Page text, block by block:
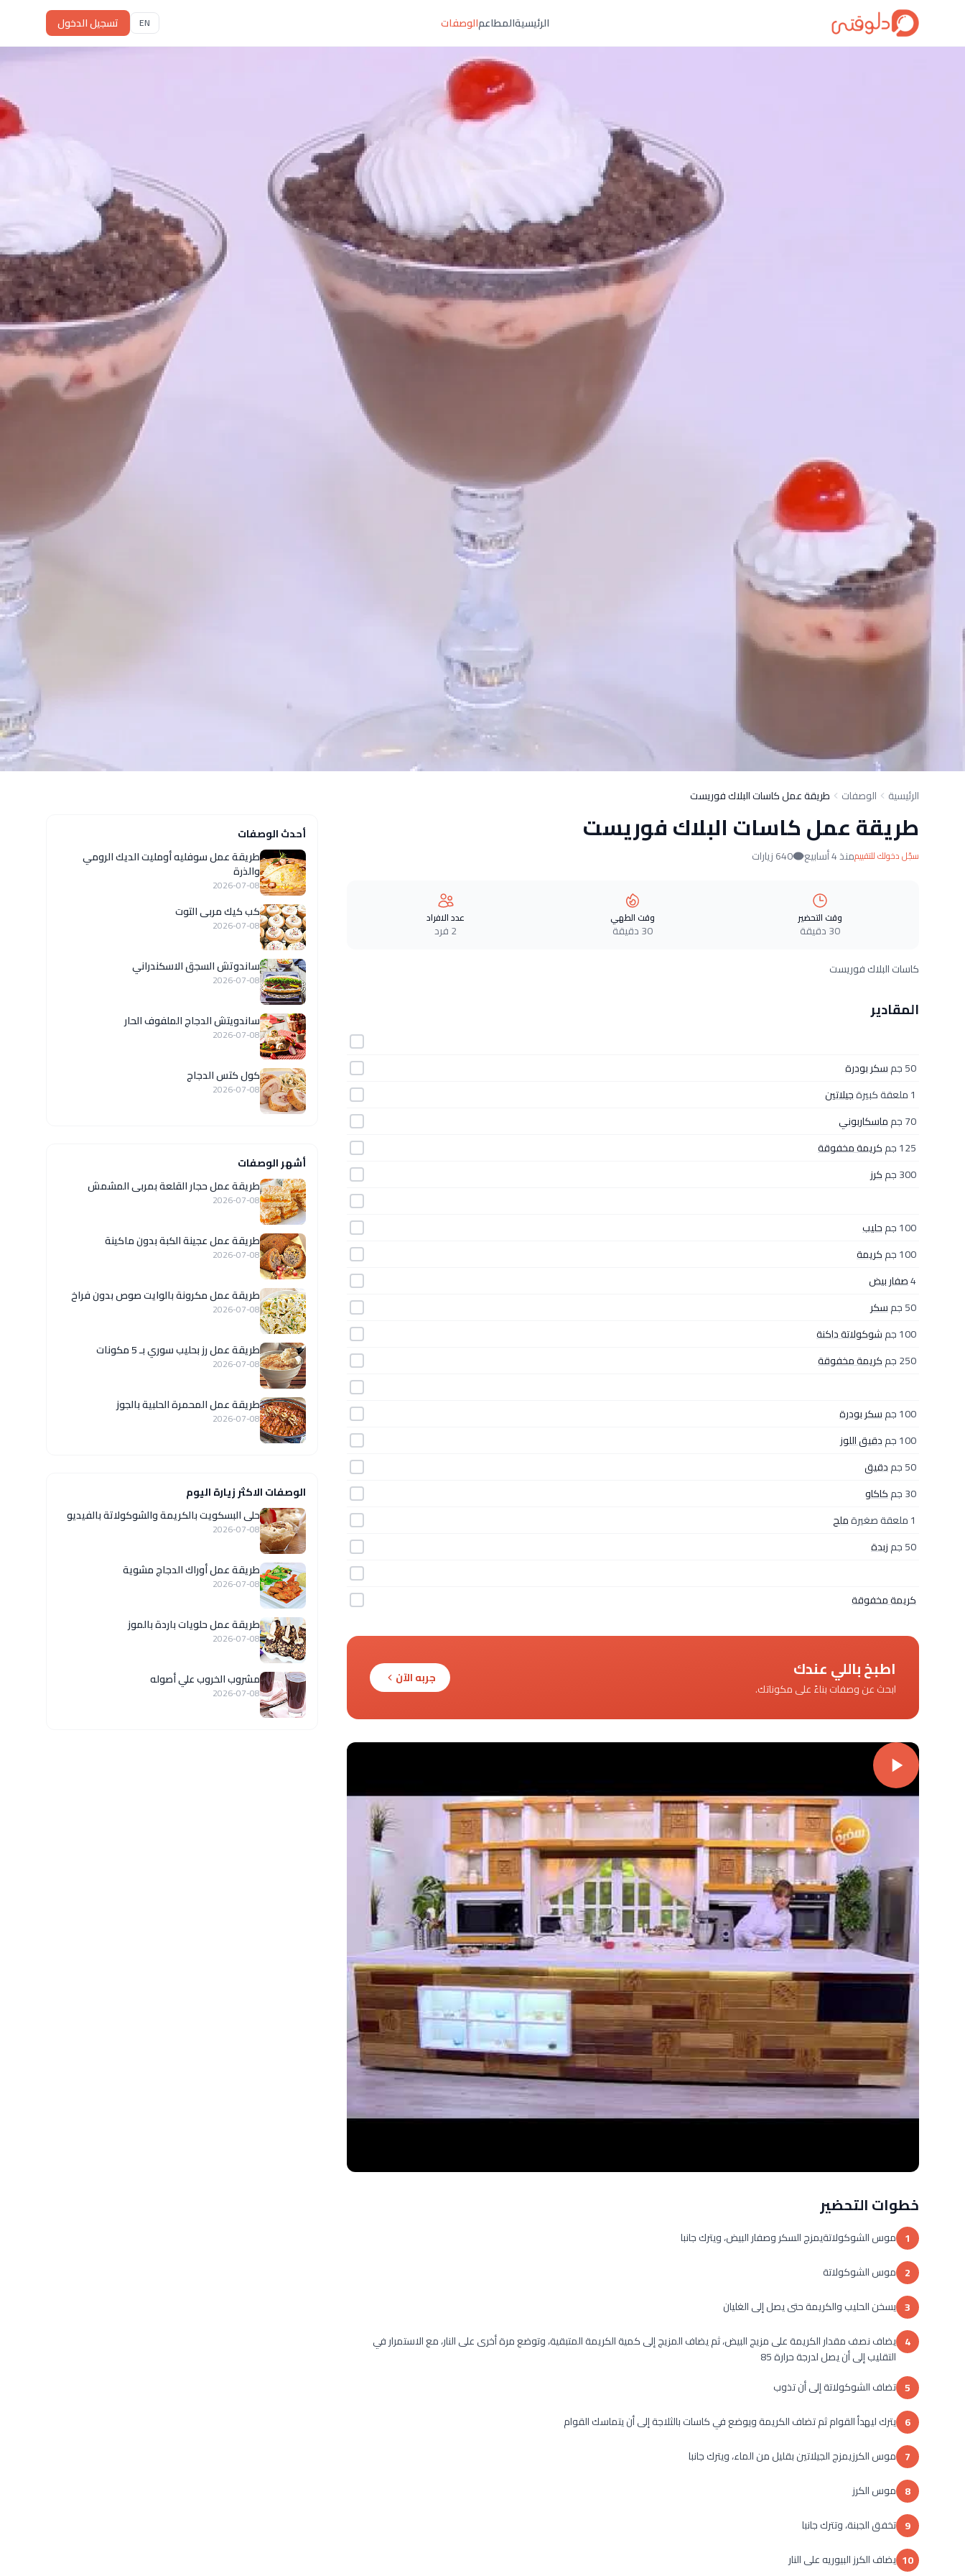
الرئيسيةالمطاعمالوصفات EN تسجيل الدخول
الرئيسية الوصفات طريقة عمل كاسات البلاك فوريست
طريقة عمل كاسات البلاك فوريست
سجّل دخولك للتقييممنذ 4 أسابيع 640 زيارات
وقت التحضير
30 دقيقة
وقت الطهي
30 دقيقة
عدد الافراد
2 فرد
كاسات البلاك فوريست
المقادير
50 جم
سكر بودرة
1 ملعقة كبيرة
جيلاتين
70 جم
ماسكاربوني
125 جم
كريمة مخفوقة
300 جم
كرز
100 جم
حليب
100 جم
كريمة
4صفار بيض
50 جم
سكر
100 جم
شوكولاتة داكنة
250 جم
كريمة مخفوقة
100 جم
سكر بودرة
100 جم
دقيق اللوز
50 جم
دقيق
30 جم
كاكاو
1 ملعقة صغيرة
ملح
50 جم
زبدة
كريمة مخفوقة
اطبخ باللي عندك
ابحث عن وصفات بناءً على مكوناتك.
جربه الآن
خطوات التحضير
1 موس الشوكولاتةيمزج السكر وصفار البيض، ويترك جانبا
2 موس الشوكولاتة
3 يسخن الحليب والكريمة حتى يصل إلى الغليان
4 يضاف نصف مقدار الكريمة على مزيج البيض، ثم يضاف المزيج إلى كمية الكريمة المتبقية، وتوضع مرة أخرى على النار، مع الاستمرار في
التقليب إلى أن يصل لدرجة حرارة 85
5 تضاف الشوكولاتة إلى أن تذوب
6 يترك ليهدأ القوام ثم تضاف الكريمة ويوضع في كاسات بالثلاجة إلى أن يتماسك القوام
7 موس الكرزيمزج الجيلاتين بقليل من الماء، ويترك جانبا
8 موس الكرز
9 تخفق الجبنة، وتترك جانبا
10 يضاف الكرز البيوريه على النار
أحدث الوصفات
طريقة عمل سوفليه أومليت الديك الرومي
والذرة
2026-07-08
كب كيك مربى التوت
2026-07-08
ساندوتش السجق الاسكندراني
2026-07-08
ساندويتش الدجاج الملفوف الحار
2026-07-08
كول كتس الدجاج
2026-07-08
أشهر الوصفات
طريقة عمل حجار القلعة بمربى المشمش
2026-07-08
طريقة عمل عجينة الكبة بدون ماكينة
2026-07-08
طريقة عمل مكرونة بالوايت صوص بدون فراخ
2026-07-08
طريقة عمل رز بحليب سوري بـ 5 مكونات
2026-07-08
طريقة عمل المحمرة الحلبية بالجوز
2026-07-08
الوصفات الاكثر زيارة اليوم
حلى البسكويت بالكريمة والشوكولاتة بالفيديو
2026-07-08
طريقة عمل أوراك الدجاج مشوية
2026-07-08
طريقة عمل حلويات باردة بالموز
2026-07-08
مشروب الخروب علي أصوله
2026-07-08